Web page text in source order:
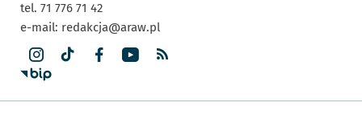
tel. 71 776 71 42
e-mail: redakcja@araw.pl